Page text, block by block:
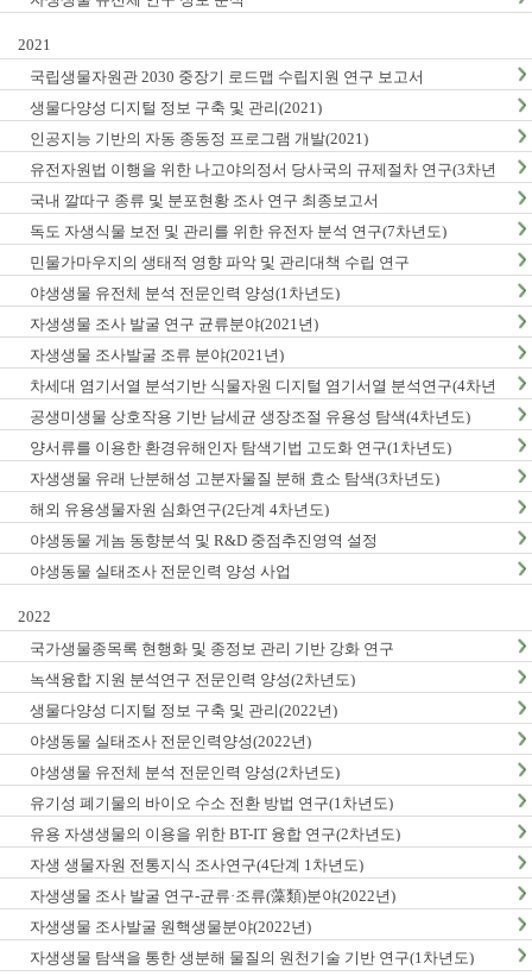
2021
국립생물자원관 2030 중장기 로드맵 수립지원 연구 보고서
생물다양성 디지털 정보 구축 및 관리(2021)
인공지능 기반의 자동 종동정 프로그램 개발(2021)
유전자원법 이행을 위한 나고야의정서 당사국의 규제절차 연구(3차년
도)
국내 깔따구 종류 및 분포현황 조사 연구 최종보고서
독도 자생식물 보전 및 관리를 위한 유전자 분석 연구(7차년도)
민물가마우지의 생태적 영향 파악 및 관리대책 수립 연구
야생생물 유전체 분석 전문인력 양성(1차년도)
자생생물 조사 발굴 연구 균류분야(2021년)
자생생물 조사발굴 조류 분야(2021년)
차세대 염기서열 분석기반 식물자원 디지털 염기서열 분석연구(4차년
도)
공생미생물 상호작용 기반 남세균 생장조절 유용성 탐색(4차년도)
양서류를 이용한 환경유해인자 탐색기법 고도화 연구(1차년도)
자생생물 유래 난분해성 고분자물질 분해 효소 탐색(3차년도)
해외 유용생물자원 심화연구(2단계 4차년도)
야생동물 게놈 동향분석 및 R&D 중점추진영역 설정
야생동물 실태조사 전문인력 양성 사업
2022
국가생물종목록 현행화 및 종정보 관리 기반 강화 연구
녹색융합 지원 분석연구 전문인력 양성(2차년도)
생물다양성 디지털 정보 구축 및 관리(2022년)
야생동물 실태조사 전문인력양성(2022년)
야생생물 유전체 분석 전문인력 양성(2차년도)
유기성 폐기물의 바이오 수소 전환 방법 연구(1차년도)
유용 자생생물의 이용을 위한 BT-IT 융합 연구(2차년도)
자생 생물자원 전통지식 조사연구(4단계 1차년도)
자생생물 조사 발굴 연구-균류·조류(藻類)분야(2022년)
자생생물 조사발굴 원핵생물분야(2022년)
자생생물 탐색을 통한 생분해 물질의 원천기술 기반 연구(1차년도)